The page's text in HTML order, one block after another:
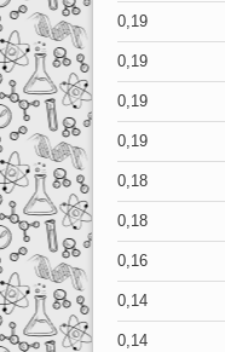
0,19
0,19
0,19
0,19
0,18
0,18
0,16
0,14
0,14